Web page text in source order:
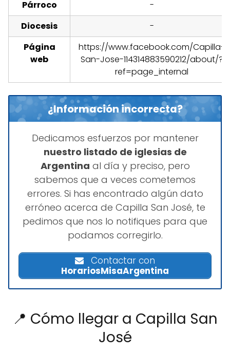
Párroco
-
Diocesis
-
Página
web
https://www.facebook.com/Capilla-
San-Jose-114314883590212/about/?
ref=page_internal
¿Información incorrecta?
Dedicamos esfuerzos por mantener
nuestro listado de iglesias de
Argentina al día y preciso, pero
sabemos que a veces cometemos
errores. Si has encontrado algún dato
erróneo acerca de Capilla San José, te
pedimos que nos lo notifiques para que
podamos corregirlo.
Contactar con
HorariosMisaArgentina
📍 Cómo llegar a Capilla San
José